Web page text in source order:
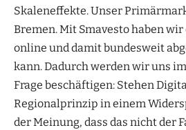
Skaleneffekte. Unser
Bremen. Mit Smavesto haben
online und damit bundesweit
kann. Dadurch werden wir uns
Frage beschäftigen: Stehen
Regionalprinzip in einem
der Meinung, dass das nicht der